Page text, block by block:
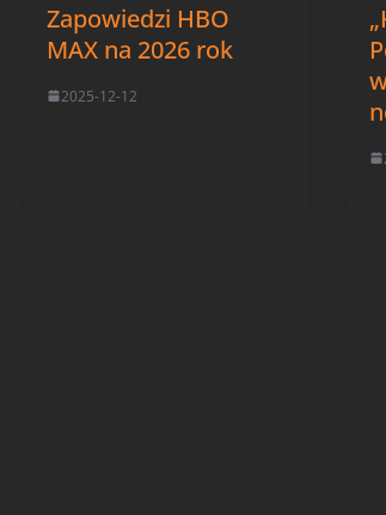
Zapowiedzi HBO
MAX na 2026 rok
2025-12-12